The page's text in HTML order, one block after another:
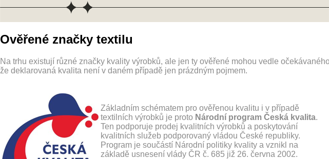
Ověřené značky textilu
Na trhu existují různé značky kvality výrobků, ale jen ty ověřené mohou vedle
že deklarovaná kvalita není v daném případě jen prázdným pojmem.
Základním schématem pro ověřenou kvalitu i v případě
textilních výrobků je proto Národní program Česká kvalita.
Ten podporuje prodej kvalitních výrobků a poskytování
kvalitních služeb podporovaný vládou České republiky.
Program je součástí Národní politiky kvality a vznikl na
základě usnesení vlády ČR č. 685 již 26. června 2002.